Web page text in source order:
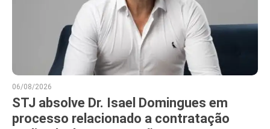
06/08/2026
STJ absolve Dr. Isael Domingues em
processo relacionado a contratação